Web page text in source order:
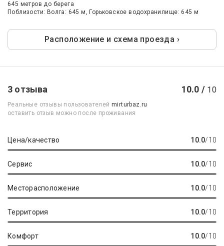
645 метров до берега
Поблизости: Волга: 645 м, Горьковское водохранилище: 645 м
Расположение и схема проезда ›
3 отзыва 10.0 / 10
Реальные отзывы пользователейmirturbaz.ru
оставить отзыв можно после проживания
Цена/качество 10.0/10
Сервис 10.0/10
Месторасположение 10.0/10
Территория 10.0/10
Комфорт 10.0/10